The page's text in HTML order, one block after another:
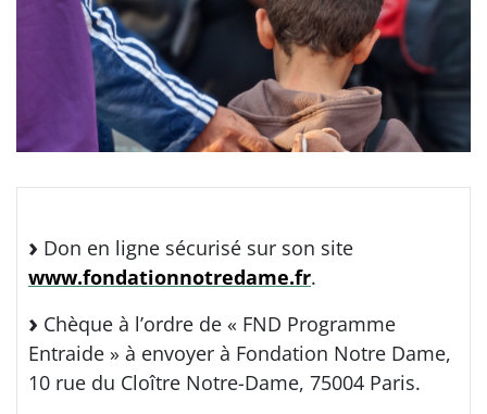
Don en ligne sécurisé sur son site
www.fondationnotredame.fr.
Chèque à l’ordre de « FND Programme
Entraide » à envoyer à Fondation Notre Dame,
10 rue du Cloître Notre-Dame, 75004 Paris.